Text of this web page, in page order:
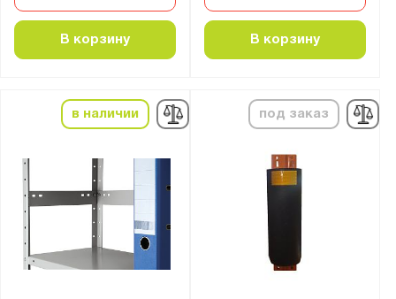
В корзину В корзину
в наличии под заказ